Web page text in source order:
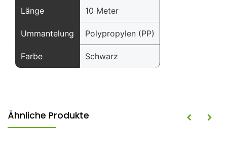
Länge 10 Meter
Ummantelung Polypropylen (PP)
Farbe Schwarz
Ähnliche Produkte